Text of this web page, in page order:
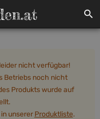
nicht verfügbar!
Betriebs noch nicht
Produkts wurde auf
unserer Produktliste.